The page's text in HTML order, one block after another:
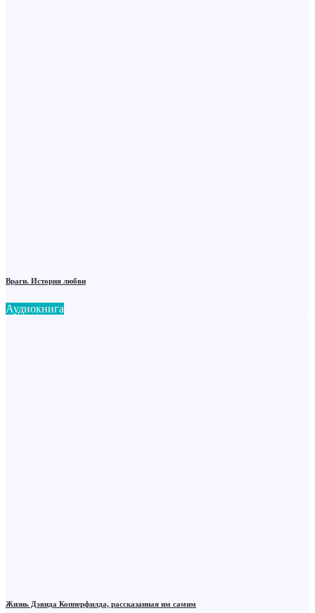
Враги. История любви
Аудиокнига
Жизнь Дэвида Копперфилда, рассказанная им самим